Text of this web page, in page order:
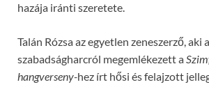
hazája iránti szeretete.
Talán Rózsa az egyetlen zeneszerző, aki
szabadságharcról megemlékezett a
hangverseny-hez írt hősi és felajzott